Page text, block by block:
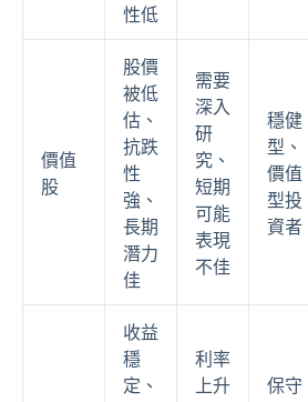
性低
價值
股
股價
被低
估、
抗跌
性
強、
長期
潛力
佳
需要
深入
研
究、
短期
可能
表現
不佳
穩健
型、
價值
型投
資者
收益
穩
定、
利率
上升
保守